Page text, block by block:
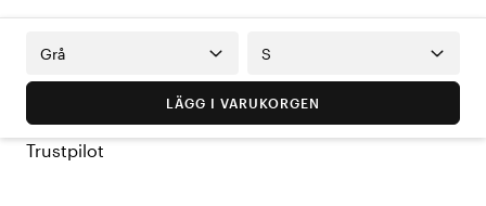
Grå S
LÄGG I VARUKORGEN
Trustpilot